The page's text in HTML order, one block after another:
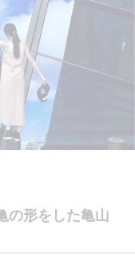
の形をした亀山